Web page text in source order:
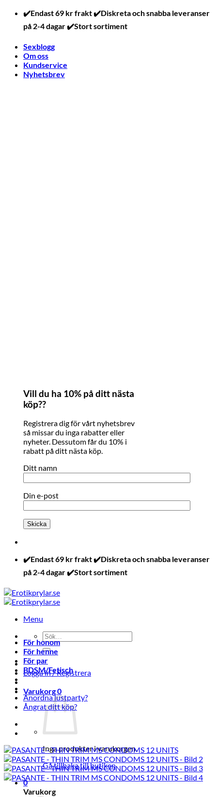
Skip
content
✔️Endast 69 kr frakt ✔️Diskreta och snabba leveranser
på 2-4 dagar ✔️Stort sortiment
Sexblogg
Om oss
Kundservice
Nyhetsbrev
Vill du ha 10% på ditt nästa
köp??
Registrera dig för vårt nyhetsbrev
så missar du inga rabatter eller
nyheter. Dessutom får du 10% i
rabatt på ditt nästa köp.
Ditt namn
Din e-post
✔️Endast 69 kr frakt ✔️Diskreta och snabba leveranser
på 2-4 dagar ✔️Stort sortiment
Menu
Sök
efter:
Logga in / Registrera
Varukorg0
Inga produkter i varukorgen.
Gå tillbaka till butiken
0
Varukorg
För honom
För henne
För par
BDSM/Fetisch
Anordna lustparty?
Ångrat ditt köp?